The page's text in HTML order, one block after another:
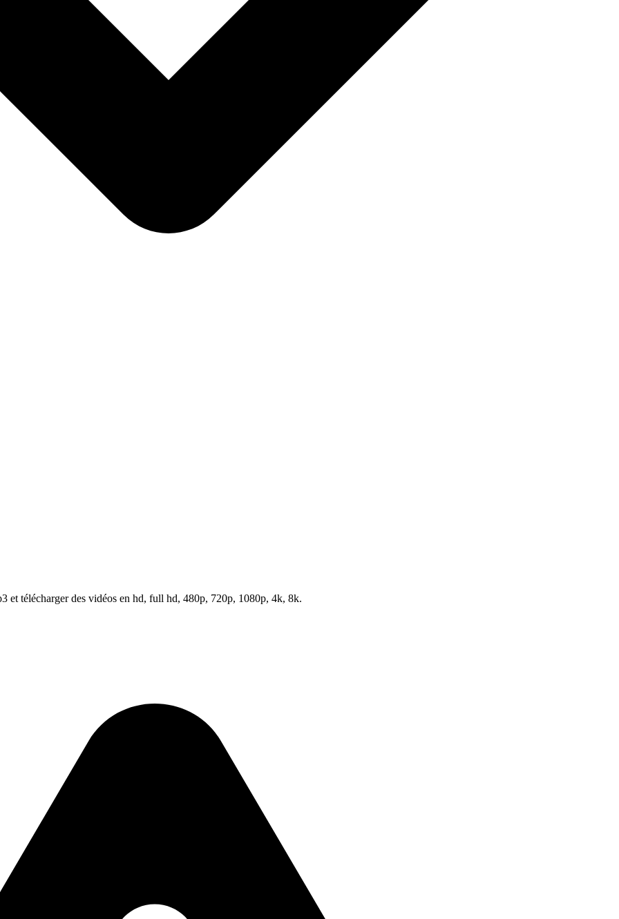
et télécharger des vidéos en hd, full hd, 480p, 720p, 1080p, 4k, 8k.